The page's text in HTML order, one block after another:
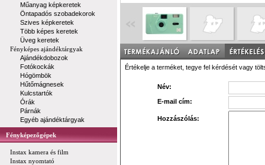
Műanyag képkeretek
Öntapadós szobadekorok
Szives képkeretek
Több képes keretek
Üveg keretek
Fényképes ajándéktárgyak
Ajándékdobozok
Fotókockák
Hógömbök
Hűtőmágnesek
Kulcstartók
Órák
Párnák
Egyéb ajándéktárgyak
Fényképezőgépek
Instax kamera és film
Instax nyomtató
Értékelje a terméket, tegye fel kérdését vagy
Név:
E-mail cím:
Hozzászólás: